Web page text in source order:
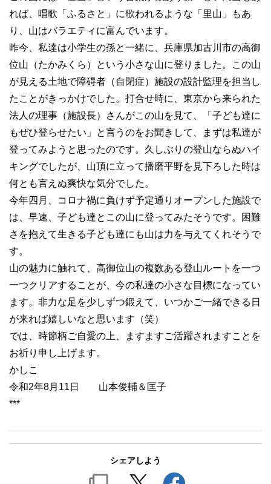
れば、唱歌「ふるさと」に歌われるような「里山」もあ
り、山はバラエティに富んでいます。
昨今、私達は小学生の孫と一緒に、兵庫県加古川市の高御
位山（たかみくら）という小さな山に登りました。この山
が見える土地で障碍者（自閉症）施設の設計監理を担当し
たことがきっかけでした。打合せ時に、東京から来られた
法人の理事（施設長）さんがこの山を見て、「子ども達に
もぜひ登らせたい」と言うのをお聞きして、まずは私達が
登ってみようと思ったのです。久しぶりの登山ならぬハイ
キングでしたが、山頂に立って播磨平野を見下ろした時は
何とも言えぬ爽快な気分でした。
今年四月、コロナ禍に負けず予定通りオープンした施設で
は、早速、子ども達とこの山に登ってみたそうです。困難
さを抱えて生きる子ども達にも山は力を与えてくれそうで
す。
山の魅力に触れて、高御位山の複数ある登山ルートを一つ
一つクリアすることが、今の私達の小さな目標になってい
ます。非力な足を少しずつ鍛えて、いつかご一緒できる日
が来れば嬉しいなと思います（笑）
では、時節柄ご自愛の上、ますますご活躍されますことを
お祈り申し上げます。
かしこ
令和2年8月11日 山本俊輔＆匡子
***
シェアしよう